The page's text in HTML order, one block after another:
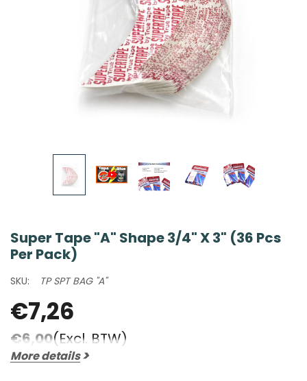
Super Tape "A" Shape 3/4" X 3" (36 Pcs
Per Pack)
SKU: TP SPT BAG "A"
€7,26
€6,00(Excl. BTW)
More details